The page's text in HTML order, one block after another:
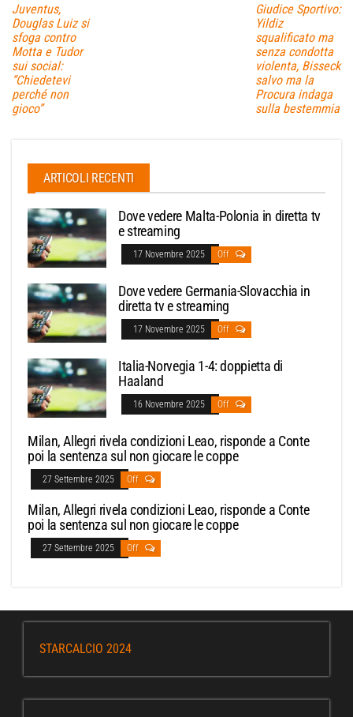
Juventus,
Douglas Luiz si
sfoga contro
Motta e Tudor
sui social:
“Chiedetevi
perché non
gioco”
Giudice Sportivo:
Yildiz
squalificato ma
senza condotta
violenta, Bisseck
salvo ma la
Procura indaga
sulla bestemmia
ARTICOLI RECENTI
Dove vedere Malta-Polonia in diretta tv
e streaming
17 Novembre 2025 Off
Dove vedere Germania-Slovacchia in
diretta tv e streaming
17 Novembre 2025 Off
Italia-Norvegia 1-4: doppietta di
Haaland
16 Novembre 2025 Off
Milan, Allegri rivela condizioni Leao, risponde a Conte
poi la sentenza sul non giocare le coppe
27 Settembre 2025 Off
Milan, Allegri rivela condizioni Leao, risponde a Conte
poi la sentenza sul non giocare le coppe
27 Settembre 2025 Off
STARCALCIO 2024